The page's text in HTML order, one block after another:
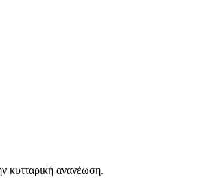
κυτταρική ανανέωση.